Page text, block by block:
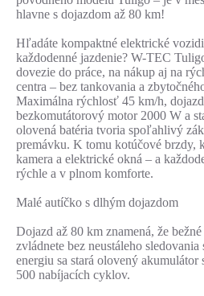
hlavne s dojazdom až 80 km!
Hľadáte kompaktné elektrické
každodenné jazdenie? W-TEC
dovezie do práce, na nákup aj na
centra – bez tankovania a
Maximálna rýchlosť 45 km/h,
bezkomutátorový motor 2000 W a
olovená batéria tvoria spoľahlivý
premávku. K tomu kotúčové brzdy,
kamera a elektrické okná – a
rýchle a v plnom komforte.
Malé autíčko s dlhým dojazdom
Dojazd až 80 km znamená, že
zvládnete bez neustáleho sledovania
energiu sa stará olovený
500 nabíjacích cyklov.